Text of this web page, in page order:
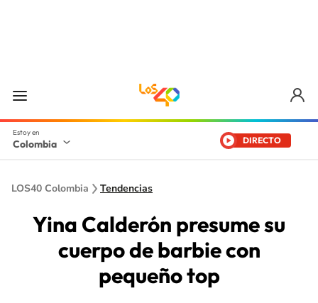
Colombia DIRECTO
LOS40 Colombia Tendencias
Yina Calderón presume su
cuerpo de barbie con
pequeño top